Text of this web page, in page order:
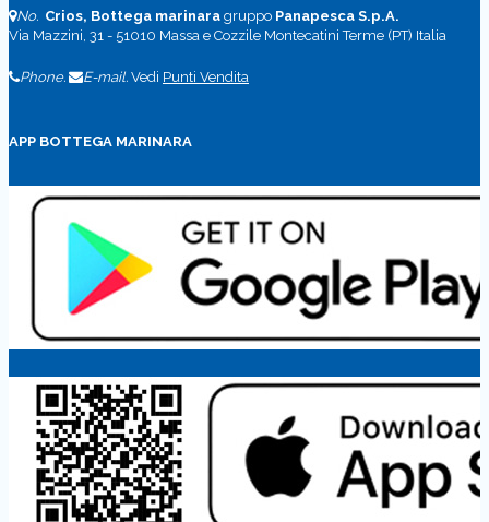
No. Crios, Bottega marinara gruppo Panapesca S.p.A.
Via Mazzini, 31 - 51010 Massa e Cozzile Montecatini Terme (PT) Italia
Phone. E-mail. Vedi Punti Vendita
APP BOTTEGA MARINARA